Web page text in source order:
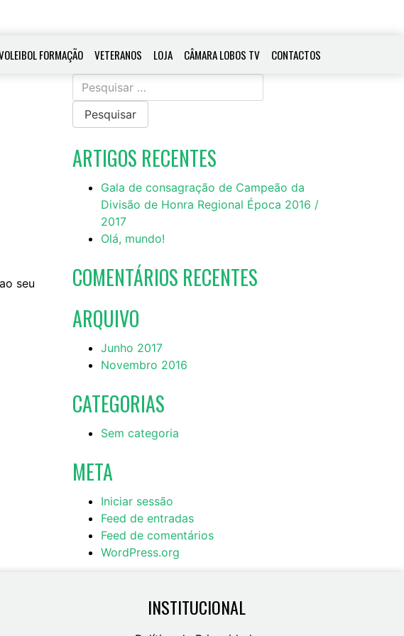
FORMAÇÃO VETERANOS LOJA CÂMARA LOBOS TV CONTACTOS
seu
Pesquisar
por:
ARTIGOS RECENTES
Gala de consagração de Campeão da
Divisão de Honra Regional Época 2016 /
2017
Olá, mundo!
COMENTÁRIOS RECENTES
ARQUIVO
Junho 2017
Novembro 2016
CATEGORIAS
Sem categoria
META
Iniciar sessão
Feed de entradas
Feed de comentários
WordPress.org
INSTITUCIONAL